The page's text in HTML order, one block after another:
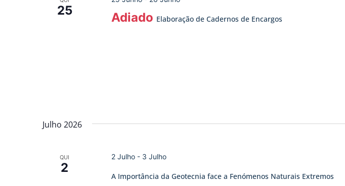
25 Adiado Elaboração de Cadernos de Encargos
Julho 2026
QUI
2
A Importância da Geotecnia face a Fenómenos Naturais Extremos
2 Julho- 3 Julho